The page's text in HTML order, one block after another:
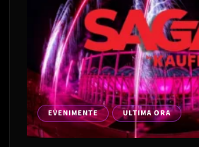
EVENIMENTE ULTIMA ORA